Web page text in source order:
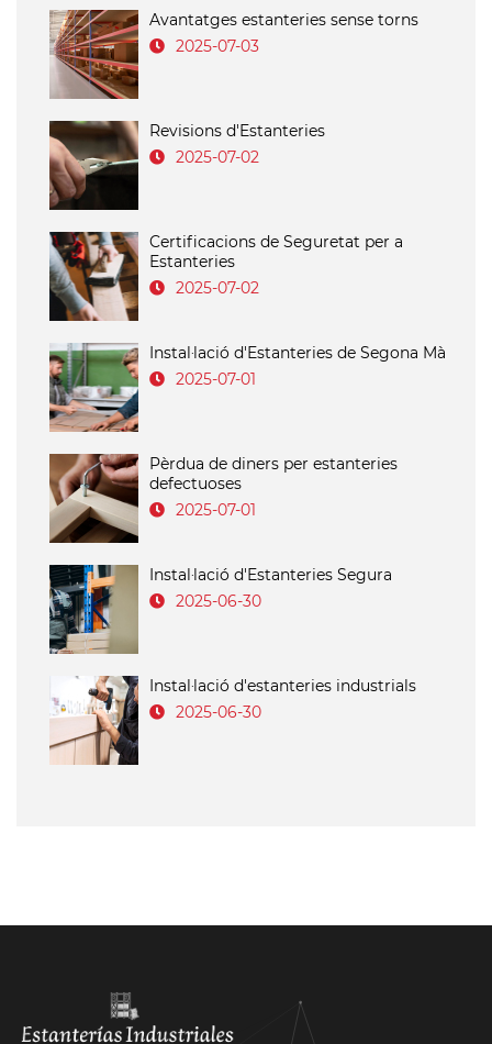
Avantatges estanteries sense torns
2025-07-03
Revisions d'Estanteries
2025-07-02
Certificacions de Seguretat per a
Estanteries
2025-07-02
Instal·lació d'Estanteries de Segona Mà
2025-07-01
Pèrdua de diners per estanteries
defectuoses
2025-07-01
Instal·lació d'Estanteries Segura
2025-06-30
Instal·lació d'estanteries industrials
2025-06-30